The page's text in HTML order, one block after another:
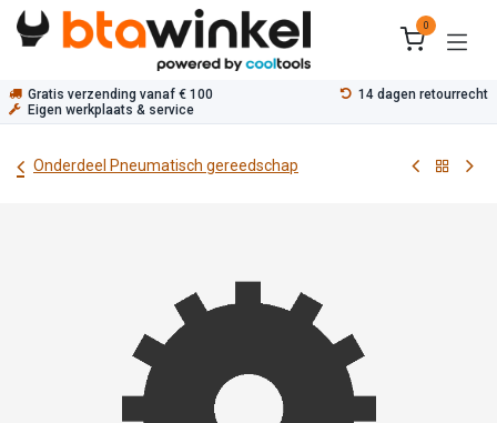
Overslaan naar inhoud
0
Gratis verzending vanaf € 100
14 dagen retourrecht
Eigen werkplaats & service
Onderdeel Pneumatisch gereedschap